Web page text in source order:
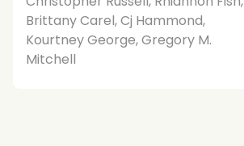
Brittany Carel, Cj Hammond,
Kourtney George, Gregory M.
Mitchell